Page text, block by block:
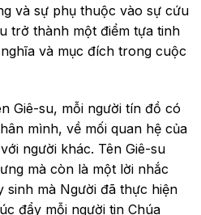
và sự phụ thuộc vào sự cứu
trở thành một điểm tựa tinh
và mục đích trong cuộc
Giê-su, mỗi người tín đồ có
mình, về mối quan hệ của
người khác. Tên Giê-su
mà còn là một lời nhắc
sinh mà Người đã thực hiện
đẩy mỗi người tin Chúa